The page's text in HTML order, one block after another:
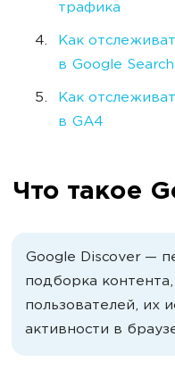
трафика
Как
в Google
Как
в GA4
Что такое
Google Discover —
подборка
пользователей, их
активности в